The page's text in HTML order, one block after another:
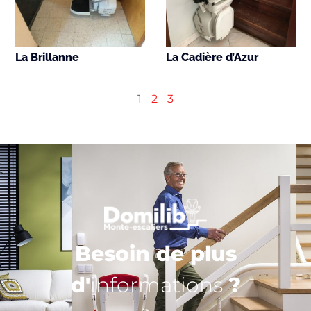
La Brillanne La Cadière d’Azur
1 2 3
Besoin de plus
d'informations?